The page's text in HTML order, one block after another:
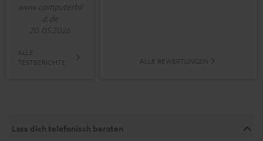
www.computerbil
d.de
20.05.2026
ALLE
TESTBERICHTE
ALLE BEWERTUNGEN
Lass dich telefonisch beraten